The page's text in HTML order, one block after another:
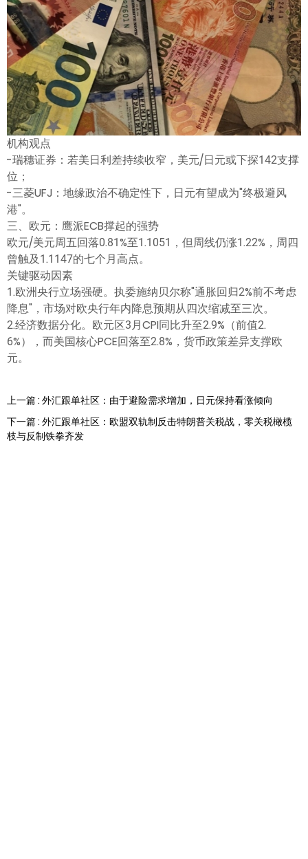
机构观点
-瑞穗证券：若美日利差持续收窄，美元/日元或下探142支撑
位；
-三菱UFJ：地缘政治不确定性下，日元有望成为"终极避风
港"。
三、欧元：鹰派ECB撑起的强势
欧元/美元周五回落0.81%至1.1051，但周线仍涨1.22%，周四
曾触及1.1147的七个月高点。
关键驱动因素
1.欧洲央行立场强硬。执委施纳贝尔称"通胀回归2%前不考虑
降息"，市场对欧央行年内降息预期从四次缩减至三次。
2.经济数据分化。欧元区3月CPI同比升至2.9%（前值2.
6%），而美国核心PCE回落至2.8%，货币政策差异支撑欧
元。
上一篇 : 外汇跟单社区：由于避险需求增加，日元保持看涨倾向
下一篇 : 外汇跟单社区：欧盟双轨制反击特朗普关税战，零关税橄榄
枝与反制铁拳齐发